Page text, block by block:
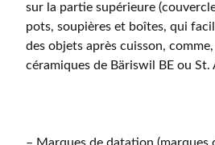
sur la partie supérieure
pots, soupières et boîtes, qui
des objets après cuisson,
céramiques de Bäriswil BE ou St.